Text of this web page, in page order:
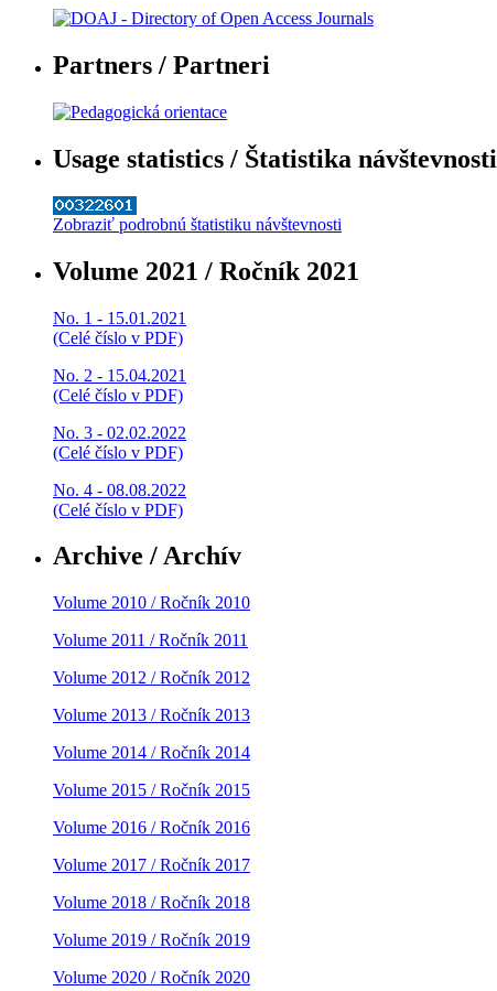
Partners / Partneri
Usage statistics / Štatistika návštevnosti
Zobraziť podrobnú štatistiku návštevnosti
Volume 2021 / Ročník 2021
No. 1 - 15.01.2021
(Celé číslo v PDF)
No. 2 - 15.04.2021
(Celé číslo v PDF)
No. 3 - 02.02.2022
(Celé číslo v PDF)
No. 4 - 08.08.2022
(Celé číslo v PDF)
Archive / Archív
Volume 2010 / Ročník 2010
Volume 2011 / Ročník 2011
Volume 2012 / Ročník 2012
Volume 2013 / Ročník 2013
Volume 2014 / Ročník 2014
Volume 2015 / Ročník 2015
Volume 2016 / Ročník 2016
Volume 2017 / Ročník 2017
Volume 2018 / Ročník 2018
Volume 2019 / Ročník 2019
Volume 2020 / Ročník 2020